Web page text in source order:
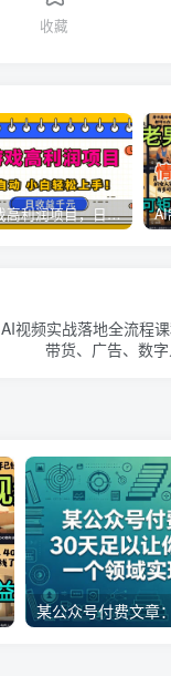
收藏
游戏高利润项目，日收益1k+，全自动，无需值守，解放双手，小白轻松上手【揭秘】
AI视频实战落地全流程
带货、广告、数